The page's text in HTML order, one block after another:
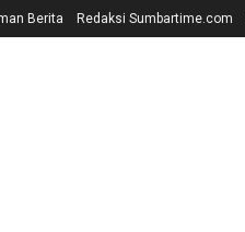
Berita Redaksi Sumbartime.com